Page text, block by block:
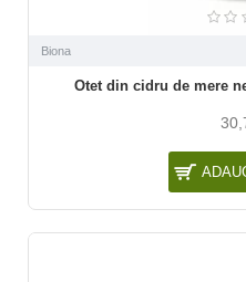
Biona
Otet din cidru de mere